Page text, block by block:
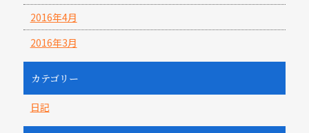
2016年4月
2016年3月
カテゴリー
日記